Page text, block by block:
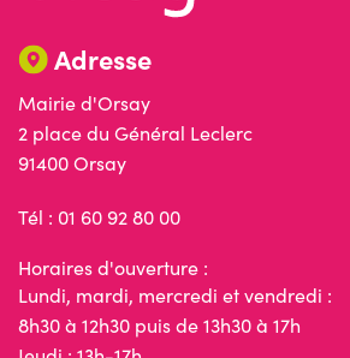
Adresse
Mairie d'Orsay
2 place du Général Leclerc
91400 Orsay
Tél : 01 60 92 80 00
Horaires d'ouverture :
Lundi, mardi, mercredi et vendredi :
8h30 à 12h30 puis de 13h30 à 17h